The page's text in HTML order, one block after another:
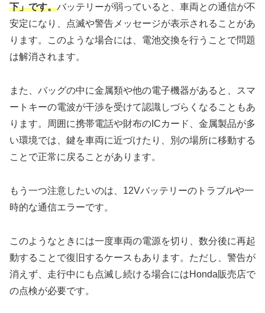
下」です。バッテリーが弱っていると、車両との通信が不
安定になり、点滅や警告メッセージが表示されることがあ
ります。このような場合には、電池交換を行うことで問題
は解消されます。
また、バッグの中に金属類や他の電子機器があると、スマ
ートキーの電波が干渉を受けて認識しづらくなることもあ
ります。周囲に携帯電話や財布のICカード、金属製品が多
い環境では、鍵を車両に近づけたり、別の場所に移動する
ことで正常に戻ることがあります。
もう一つ注意したいのは、12Vバッテリーのトラブルや一
時的な通信エラーです。
このようなときには一度車両の電源を切り、数分後に再起
動することで復旧するケースもあります。ただし、警告が
消えず、走行中にも点滅し続ける場合にはHonda販売店で
の点検が必要です。